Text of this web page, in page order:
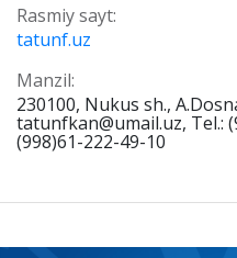
Rasmiy sayt:
tatunf.uz
Manzil:
230100, Nukus sh.,
tatunfkan@umail.uz, Tel.:
(998)61-222-49-10